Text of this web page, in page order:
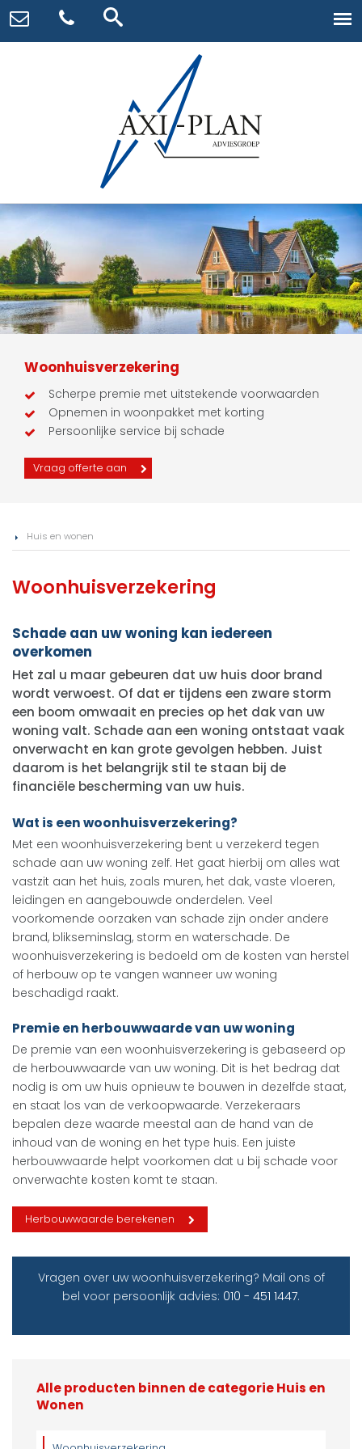
Woonhuisverzekering
Scherpe premie met uitstekende voorwaarden
Opnemen in woonpakket met korting
Persoonlijke service bij schade
Vraag offerte aan
Huis en wonen
Woonhuisverzekering
Schade aan uw woning kan iedereen
overkomen
Het zal u maar gebeuren dat uw huis door brand
wordt verwoest. Of dat er tijdens een zware storm
een boom omwaait en precies op het dak van uw
woning valt. Schade aan een woning ontstaat vaak
onverwacht en kan grote gevolgen hebben. Juist
daarom is het belangrijk stil te staan bij de
financiële bescherming van uw huis.
Wat is een woonhuisverzekering?
Met een woonhuisverzekering bent u verzekerd tegen
schade aan uw woning zelf. Het gaat hierbij om alles wat
vastzit aan het huis, zoals muren, het dak, vaste vloeren,
leidingen en aangebouwde onderdelen. Veel
voorkomende oorzaken van schade zijn onder andere
brand, blikseminslag, storm en waterschade. De
woonhuisverzekering is bedoeld om de kosten van herstel
of herbouw op te vangen wanneer uw woning
beschadigd raakt.
Premie en herbouwwaarde van uw woning
De premie van een woonhuisverzekering is gebaseerd op
de herbouwwaarde van uw woning. Dit is het bedrag dat
nodig is om uw huis opnieuw te bouwen in dezelfde staat,
en staat los van de verkoopwaarde. Verzekeraars
bepalen deze waarde meestal aan de hand van de
inhoud van de woning en het type huis. Een juiste
herbouwwaarde helpt voorkomen dat u bij schade voor
onverwachte kosten komt te staan.
Herbouwwaarde berekenen
Vragen over uw woonhuisverzekering? Mail ons of
bel voor persoonlijk advies: 010 - 451 1447.
Alle producten binnen de categorie Huis en
Wonen